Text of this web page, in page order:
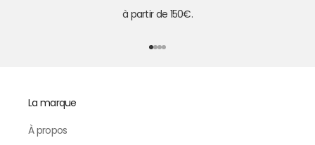
à partir de 150€.
Aller à l'élément 1
Aller à l'élément 2
Aller à l'élément 3
Aller à l'élément 4
La marque
À propos